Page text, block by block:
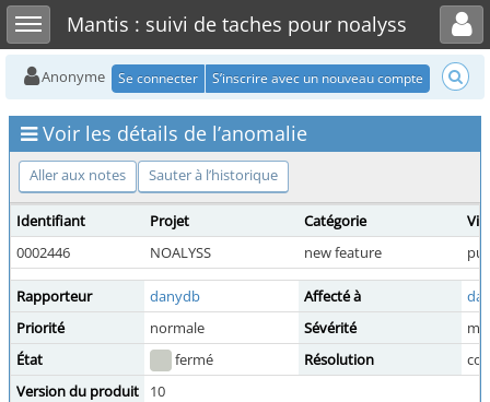
Toggle sidebarMantis : suivi de taches pour noalyss
Toggle user menu
Anonyme Se connecter S’inscrire avec un nouveau compte
Voir les détails de l’anomalie
Aller aux notes Sauter à l’historique
Identifiant Projet Catégorie
0002446
NOALYSS new feature
Rapporteur danydb Affecté à
Priorité
normale Sévérité
État
fermé Résolution
Version du produit
10